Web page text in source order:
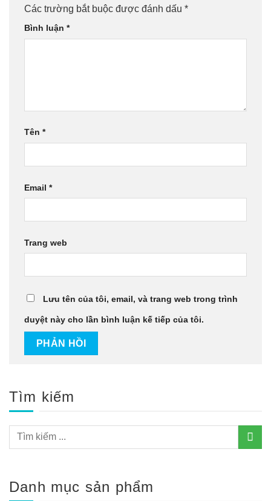
Các trường bắt buộc được đánh dấu *
Bình luận *
Tên *
Email *
Trang web
Lưu tên của tôi, email, và trang web trong trình
duyệt này cho lần bình luận kế tiếp của tôi.
Tìm kiếm
Danh mục sản phẩm